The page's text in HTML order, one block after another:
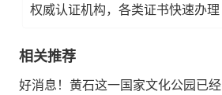
权威认证机构，各类证书快速办理
相关推荐
好消息！黄石这一国家文化公园已经